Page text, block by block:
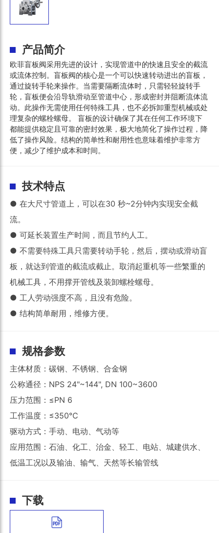
产品简介
欧菲盲板阀采用先进的设计，实现管道中的快速且安全的截流
或流体控制。盲板阀的核心是一个可以快速转动进出的盲板，
通过旋转手轮来操作。当需要隔断流体时，只需轻轻旋转手
轮，盲板便会沿导轨滑动至管道中心，形成密封并阻断流体流
动。此操作无需使用任何特殊工具，也不必拆卸重型机械或处
理复杂的螺栓螺母。 盲板的设计确保了其在任何工作环境下
都能提供稳定且可靠的密封效果，极大地简化了操作过程，降
低了操作风险。结构的简单性和耐用性也意味着维护非常方
便，减少了维护成本和时间。
技术特点
● 在大尺寸管道上，可以在30 秒~2分钟内实现安全截
流。
● 可延长装置生产时间，而且节约人工。
● 不需要特殊工具只需要转动手轮，然后，摆动或滑动盲
板，就达到管道的截流或截止。取消起重机等一些繁重的
机械工具，不用撑开管线及装卸螺栓螺母。
● 工人劳动强度不高，且没有危险。
● 结构简单耐用，维修方便。
规格参数
主体材质：碳钢、不锈钢、 合金钢
公称通径： NPS 24"~144", DN 100~3600
压力范围： ≤PN 6
工作温度： ≤350℃
驱动方式：手动、电动、气动等
应用范围：石油、化工、治金、轻工、电站、城建供水、
低温工况以及输油、输气、天然等长输管线
下载